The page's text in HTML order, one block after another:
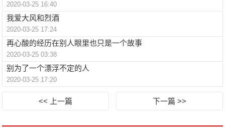
2020-03-25 16:40
我爱大风和烈酒
2020-03-25 17:24
再心酸的经历在别人眼里也只是一个故事
2020-03-25 03:38
别为了一个漂浮不定的人
2020-03-25 17:20
<< 上一篇 下一篇 >>